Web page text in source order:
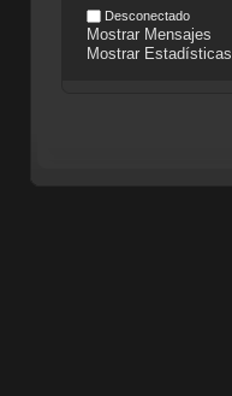
Desconectado
Mostrar Mensajes
Mostrar Estadísticas